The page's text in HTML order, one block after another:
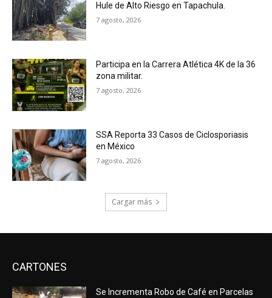
Hule de Alto Riesgo en Tapachula.
7 agosto, 2026
Participa en la Carrera Atlética 4K de la 36
zona militar.
7 agosto, 2026
SSA Reporta 33 Casos de Ciclosporiasis
en México
7 agosto, 2026
Cargar más
CARTONES
Se Incrementa Robo de Café en Parcelas